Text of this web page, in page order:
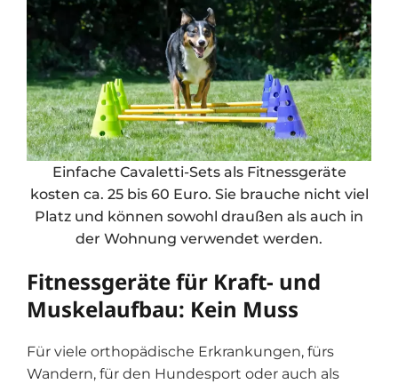
Einfache Cavaletti-Sets als Fitnessgeräte
kosten ca. 25 bis 60 Euro. Sie brauche nicht viel
Platz und können sowohl draußen als auch in
der Wohnung verwendet werden.
Fitnessgeräte für Kraft- und
Muskelaufbau: Kein Muss
Für viele orthopädische Erkrankungen, fürs
Wandern, für den Hundesport oder auch als